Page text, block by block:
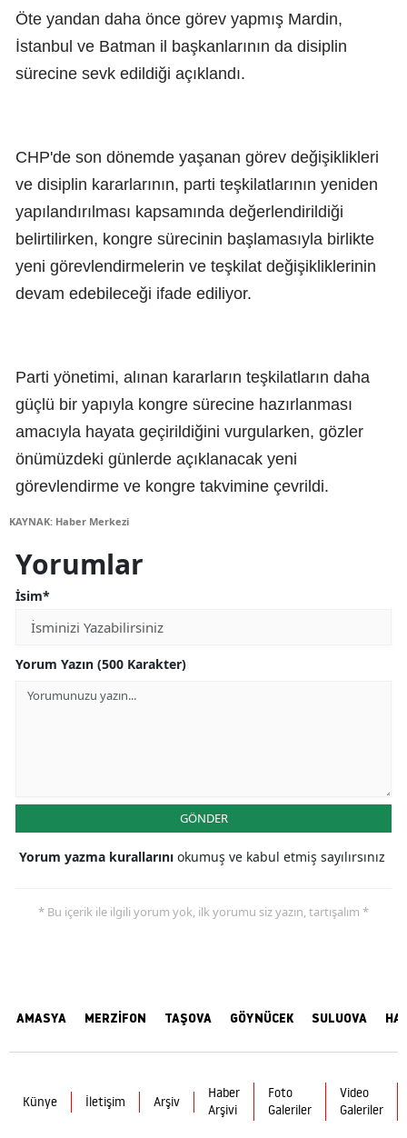
Öte yandan daha önce görev yapmış Mardin,
İstanbul ve Batman il başkanlarının da disiplin
sürecine sevk edildiği açıklandı.
CHP'de son dönemde yaşanan görev değişiklikleri
ve disiplin kararlarının, parti teşkilatlarının yeniden
yapılandırılması kapsamında değerlendirildiği
belirtilirken, kongre sürecinin başlamasıyla birlikte
yeni görevlendirmelerin ve teşkilat değişikliklerinin
devam edebileceği ifade ediliyor.
Parti yönetimi, alınan kararların teşkilatların daha
güçlü bir yapıyla kongre sürecine hazırlanması
amacıyla hayata geçirildiğini vurgularken, gözler
önümüzdeki günlerde açıklanacak yeni
görevlendirme ve kongre takvimine çevrildi.
KAYNAK: Haber Merkezi
Yorumlar
İsim*
Yorum Yazın (500 Karakter)
GÖNDER
Yorum yazma kurallarını okumuş ve kabul etmiş sayılırsınız
* Bu içerik ile ilgili yorum yok, ilk yorumu siz yazın, tartışalım *
AMASYA MERZİFON TAŞOVA GÖYNÜCEK SULUOVA
Künye İletişim Arşiv
Haber
Arşivi
Foto
Galeriler
Video
Galeriler